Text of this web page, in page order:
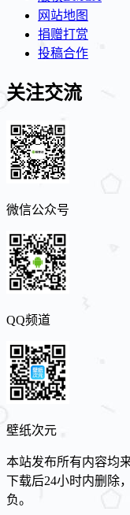
网站地图
捐赠打赏
投稿合作
关注交流
微信公众号
QQ频道
壁纸次元
本站发布所有内容均
下载后24小时内删除
负。